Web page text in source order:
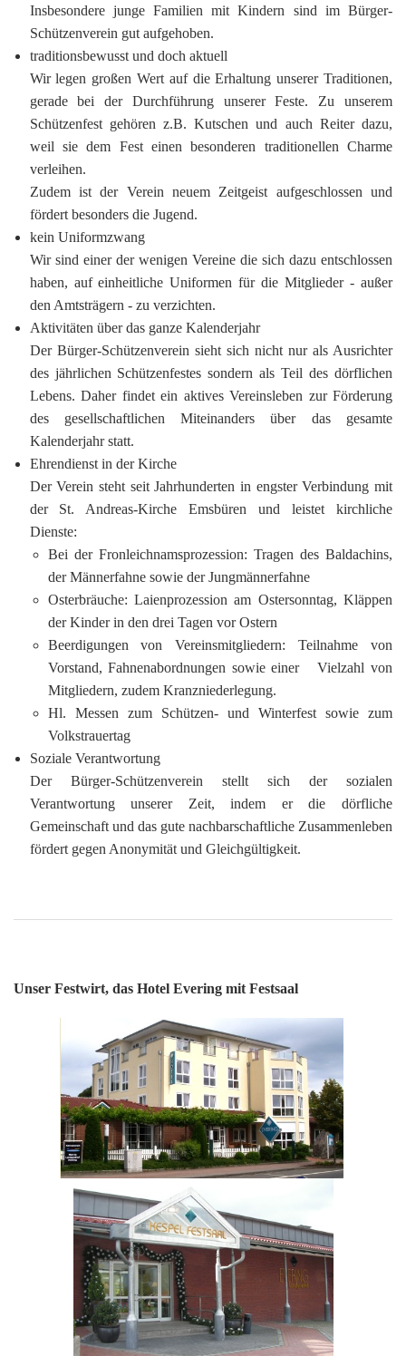
Insbesondere junge Familien mit Kindern sind im Bürger-
Schützenverein gut aufgehoben.
traditionsbewusst und doch aktuell
Wir legen großen Wert auf die Erhaltung unserer Traditionen,
gerade bei der Durchführung unserer Feste. Zu unserem
Schützenfest gehören z.B. Kutschen und auch Reiter dazu,
weil sie dem Fest einen besonderen traditionellen Charme
verleihen.
Zudem ist der Verein neuem Zeitgeist aufgeschlossen und
fördert besonders die Jugend.
kein Uniformzwang
Wir sind einer der wenigen Vereine die sich dazu entschlossen
haben, auf einheitliche Uniformen für die Mitglieder - außer
den Amtsträgern - zu verzichten.
Aktivitäten über das ganze Kalenderjahr
Der Bürger-Schützenverein sieht sich nicht nur als Ausrichter
des jährlichen Schützenfestes sondern als Teil des dörflichen
Lebens. Daher findet ein aktives Vereinsleben zur Förderung
des gesellschaftlichen Miteinanders über das gesamte
Kalenderjahr statt.
Ehrendienst in der Kirche
Der Verein steht seit Jahrhunderten in engster Verbindung mit
der St. Andreas-Kirche Emsbüren und leistet kirchliche
Dienste:
Bei der Fronleichnamsprozession: Tragen des Baldachins,
der Männerfahne sowie der Jungmännerfahne
Osterbräuche: Laienprozession am Ostersonntag, Kläppen
der Kinder in den drei Tagen vor Ostern
Beerdigungen von Vereinsmitgliedern: Teilnahme von
Vorstand, Fahnenabordnungen sowie einer Vielzahl von
Mitgliedern, zudem Kranzniederlegung.
Hl. Messen zum Schützen- und Winterfest sowie zum
Volkstrauertag
Soziale Verantwortung
Der Bürger-Schützenverein stellt sich der sozialen
Verantwortung unserer Zeit, indem er die dörfliche
Gemeinschaft und das gute nachbarschaftliche Zusammenleben
fördert gegen Anonymität und Gleichgültigkeit.
Unser Festwirt, das Hotel Evering mit Festsaal